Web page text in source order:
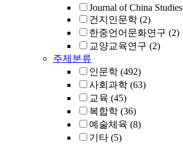
Journal of China Studies
건지인문학 (2)
한중언어문화연구 (2)
교양교육연구 (2)
주제분류
인문학 (492)
사회과학 (63)
교육 (45)
복합학 (36)
예술체육 (8)
기타 (5)